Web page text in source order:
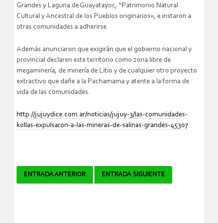
Grandes y Laguna de Guayatayoc, “Patrimonio Natural
Cultural y Ancestral de los Pueblos originarios», e instaron a
otras comunidades a adherirse.
Además anunciaron que exigirán que el gobierno nacional y
provincial declaren este territorio como zona libre de
megaminería, de minería de Litio y de cualquier otro proyecto
extractivo que dañe a la Pachamama y atente a la forma de
vida de las comunidades.
http://jujuydice.com.ar/noticias/jujuy-3/las-comunidades-
kollas-expulsaron-a-las-mineras-de-salinas-grandes-45307
Navegador
ENTRADA ANTERIOR ENTRADA SIGUIENTE